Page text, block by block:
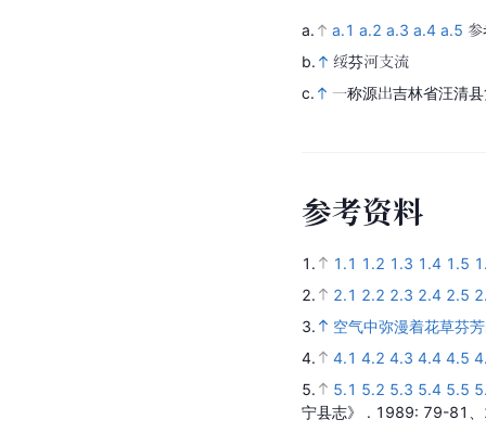
a. a.1 a.2 a.3 a.4 a.5
b.
绥芬河支流
c.
一称源出吉林省汪清
参考资料
1. 1.1 1.2 1.3 1.4 1.5
2.
2.1 2.2 2.3 2.4 2.5
3.
空气中弥漫着花草芬
4.
4.1 4.2 4.3 4.4 4.5
5.
5.1 5.2 5.3 5.4 5.5
宁县志》 . 1989: 79-81